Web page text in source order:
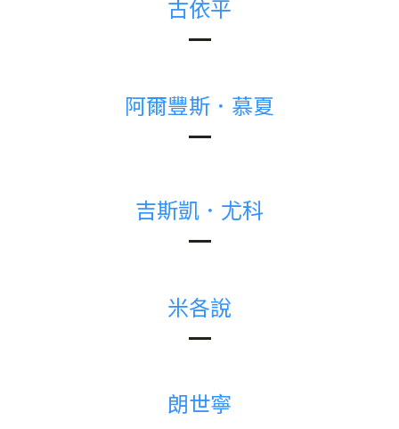
古依平
阿爾豐斯．慕夏
吉斯凱．尤科
米各說
朗世寧